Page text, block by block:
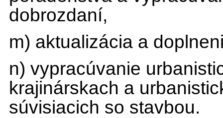
dobrozdaní,
m) aktualizácia a
n) vypracúvanie
krajinárskach a
súvisiacich so stavbou.